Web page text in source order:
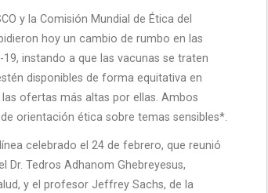
y la Comisión Mundial de Ética del
hoy un cambio de rumbo en las
instando a que las vacunas se traten
disponibles de forma equitativa en
ofertas más altas por ellas. Ambos
orientación ética sobre temas sensibles*.
celebrado el 24 de febrero, que reunió
Dr. Tedros Adhanom Ghebreyesus,
y el profesor Jeffrey Sachs, de la